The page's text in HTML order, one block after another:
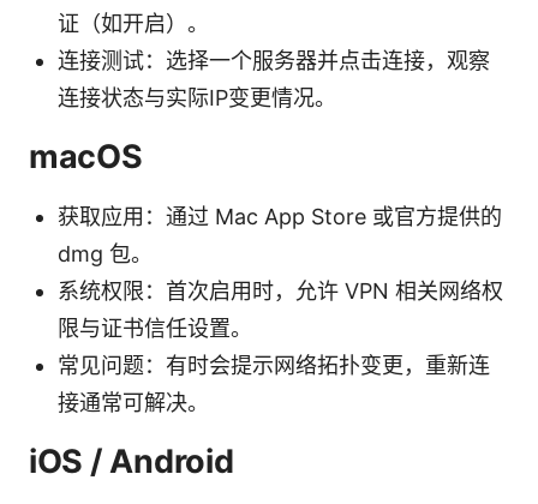
证（如开启）。
连接测试：选择一个服务器并点击连接，观察
连接状态与实际IP变更情况。
macOS
获取应用：通过 Mac App Store 或官方提供的
dmg 包。
系统权限：首次启用时，允许 VPN 相关网络权
限与证书信任设置。
常见问题：有时会提示网络拓扑变更，重新连
接通常可解决。
iOS / Android